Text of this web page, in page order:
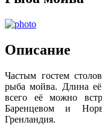
Описание
Частым гостем
рыба мойва. Длина
всего её можно
Баренцевом и
Гренландия.